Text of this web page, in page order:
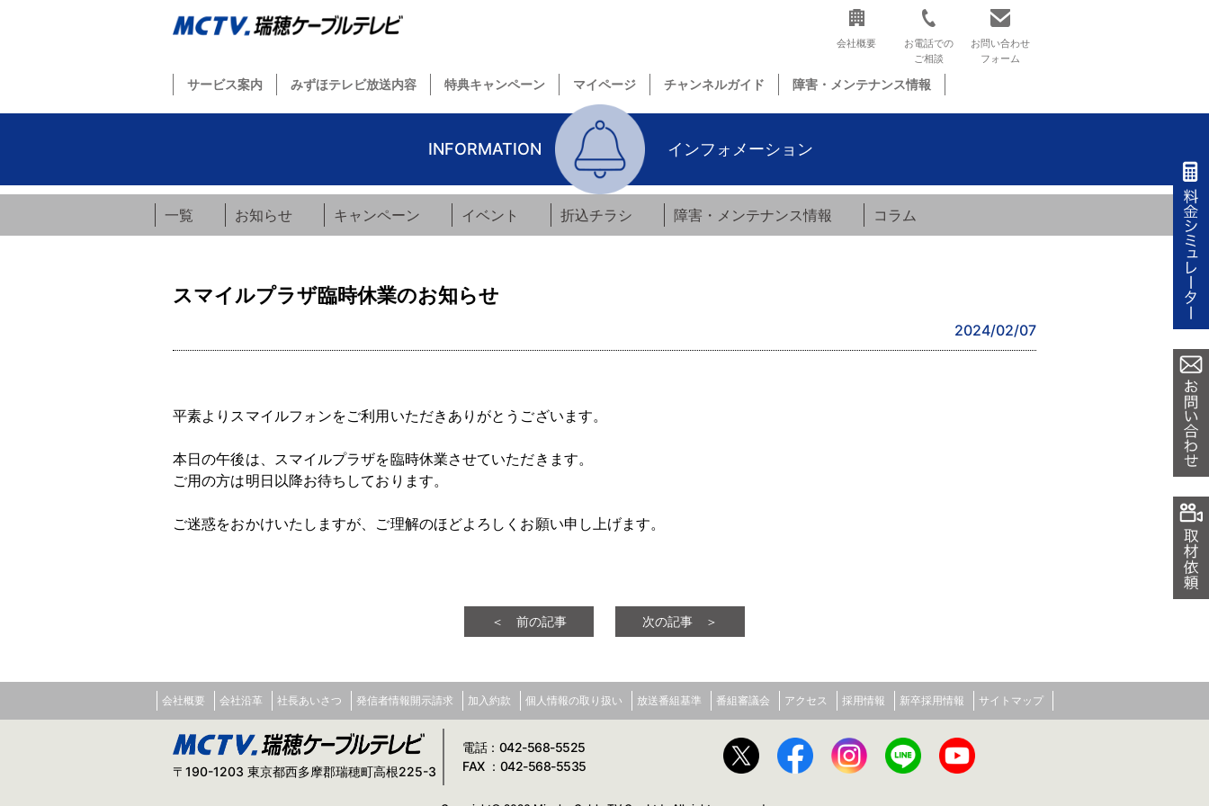
会社概要
お電話での
ご相談
お問い合わせ
フォーム
サービス案内 みずほテレビ放送内容 特典キャンペーン マイページ チャンネルガイド 障害・メンテナンス情報
INFORMATION インフォメーション
一覧 お知らせ キャンペーン イベント 折込チラシ 障害・メンテナンス情報 コラム
スマイルプラザ臨時休業のお知らせ
2024/02/07
平素よりスマイルフォンをご利用いただきありがとうございます。
本日の午後は、スマイルプラザを臨時休業させていただきます。
ご用の方は明日以降お待ちしております。
ご迷惑をおかけいたしますが、ご理解のほどよろしくお願い申し上げます。
＜ 前の記事 次の記事 ＞
会社概要 会社沿革 社長あいさつ 発信者情報開示請求 加入約款 個人情報の取り扱い 放送番組基準 番組審議会 アクセス 採用情報 新卒採用情報 サイトマップ
〒190-1203 東京都西多摩郡瑞穂町高根225-3
電話：042-568-5525
FAX ：042-568-5535